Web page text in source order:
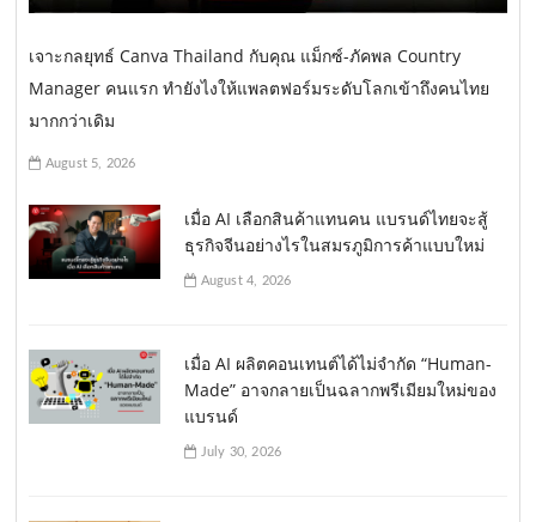
เจาะกลยุทธ์ Canva Thailand กับคุณ แม็กซ์-ภัคพล Country
Manager คนแรก ทำยังไงให้แพลตฟอร์มระดับโลกเข้าถึงคนไทย
มากกว่าเดิม
August 5, 2026
เมื่อ AI เลือกสินค้าแทนคน แบรนด์ไทยจะสู้
ธุรกิจจีนอย่างไรในสมรภูมิการค้าแบบใหม่
August 4, 2026
เมื่อ AI ผลิตคอนเทนต์ได้ไม่จำกัด “Human-
Made” อาจกลายเป็นฉลากพรีเมียมใหม่ของ
แบรนด์
July 30, 2026